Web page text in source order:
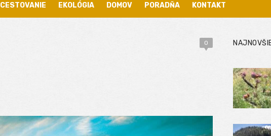
CESTOVANIE EKOLÓGIA DOMOV PORADŇA KONTAKT
0